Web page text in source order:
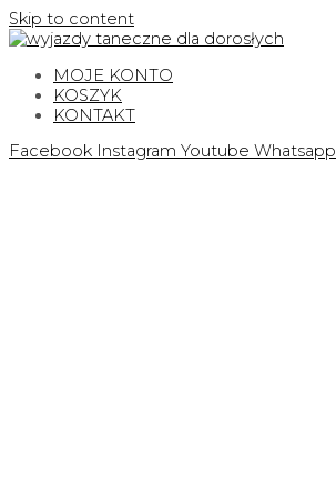
Skip to content
MOJE KONTO
KOSZYK
KONTAKT
Facebook Instagram Youtube Whatsapp